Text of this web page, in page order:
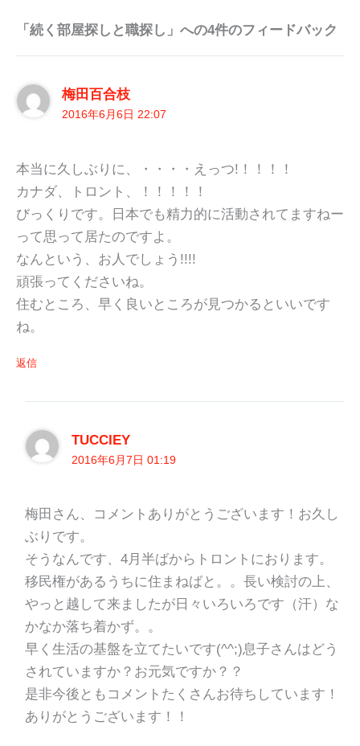
「続く部屋探しと職探し」への4件のフィードバック
梅田百合枝
2016年6月6日 22:07
本当に久しぶりに、・・・・えっつ!！！！！
カナダ、トロント、！！！！！
びっくりです。日本でも精力的に活動されてますねー
って思って居たのですよ。
なんという、お人でしょう!!!!
頑張ってくださいね。
住むところ、早く良いところが見つかるといいです
ね。
返信
TUCCIEY
2016年6月7日 01:19
梅田さん、コメントありがとうございます！お久し
ぶりです。
そうなんです、4月半ばからトロントにおります。
移民権があるうちに住まねばと。。長い検討の上、
やっと越して来ましたが日々いろいろです（汗）な
かなか落ち着かず。。
早く生活の基盤を立てたいです(^^;)息子さんはどう
されていますか？お元気ですか？？
是非今後ともコメントたくさんお待ちしています！
ありがとうございます！！